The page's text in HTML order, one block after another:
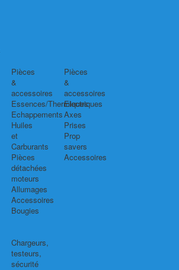
Pièces
&
accessoires
Essences/Thermiques
Echappements
Huiles
et
Carburants
Pièces
détachées
moteurs
Allumages
Accessoires
Bougies
Pièces
&
accessoires
Electriques
Axes
Prises
Prop
savers
Accessoires
Chargeurs,
testeurs,
sécurité